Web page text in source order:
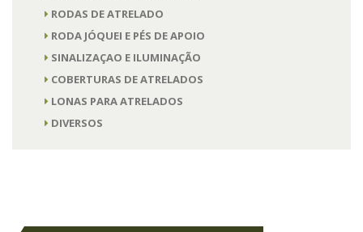
RODAS DE ATRELADO
RODA JÓQUEI E PÉS DE APOIO
SINALIZAÇAO E ILUMINAÇÃO
COBERTURAS DE ATRELADOS
LONAS PARA ATRELADOS
DIVERSOS